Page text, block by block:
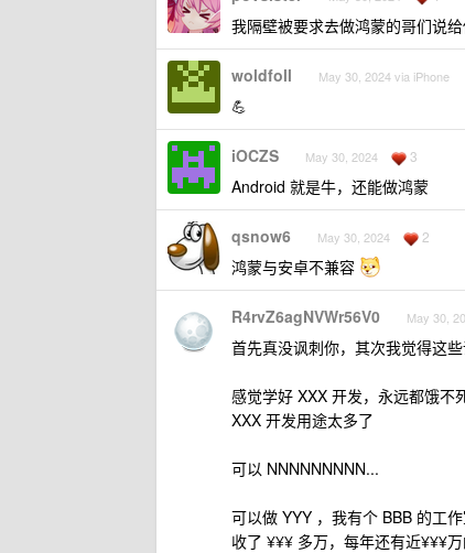
我隔壁被要求去做鸿蒙的哥们说
woldfoll May 30, 2024 via iPhone
💪
iOCZS May 30, 2024 3
Android 就是牛，还能做鸿蒙
qsnow6 May 30, 2024 2
鸿蒙与安卓不兼容
R4rvZ6agNVWr56V0 May 30,
首先真没讽刺你，其次我觉得这
感觉学好 XXX 开发，永远都饿不
XXX 开发用途太多了
可以 NNNNNNNNN...
可以做 YYY ，我有个 BBB 的工
收了 ¥¥¥ 多万，每年还有近¥¥¥